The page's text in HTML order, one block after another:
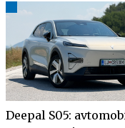
električnega dosega
Deepal S05: